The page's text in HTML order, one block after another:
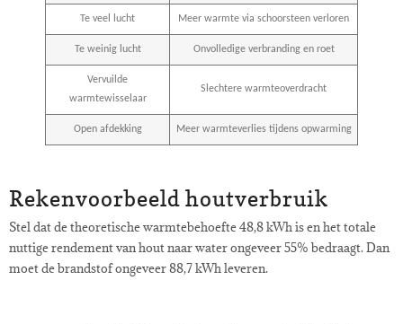
Te veel lucht Meer warmte via schoorsteen verloren
Te weinig lucht Onvolledige verbranding en roet
Vervuilde
warmtewisselaar
Slechtere warmteoverdracht
Open afdekking Meer warmteverlies tijdens opwarming
Rekenvoorbeeld houtverbruik
Stel dat de theoretische warmtebehoefte 48,8 kWh is en het totale
nuttige rendement van hout naar water ongeveer 55% bedraagt. Dan
moet de brandstof ongeveer 88,7 kWh leveren.